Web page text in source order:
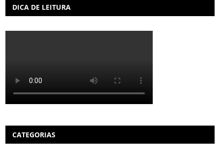
DICA DE LEITURA
CATEGORIAS